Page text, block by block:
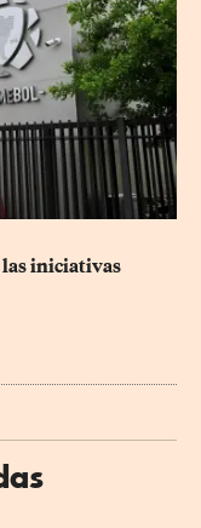
las iniciativas